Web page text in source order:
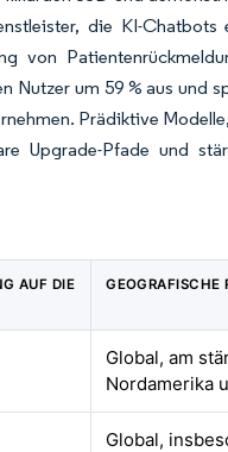
die KI-
von
um 59 % aus und
Prädiktive
Upgrade-Pfade und
AUF DIE
GEOGRAFISCHE
Global, am
Nordamerika
Global,